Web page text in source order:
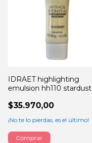
IDRAET highlighting
emulsion hh110 stardust
$35.970,00
¡No te lo pierdas, es el último!